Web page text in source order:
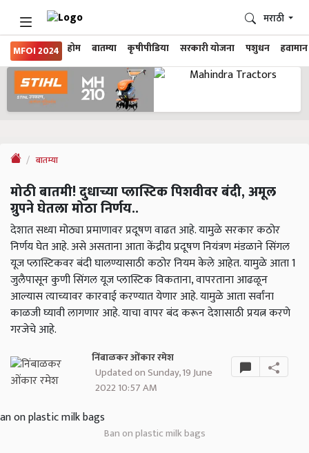
MFOI 2024 होम बातम्या कृषीपीडिया सरकारी योजना पशुधन हवामान
मराठी
बातम्या
मोठी बातमी! दुधाच्या प्लास्टिक पिशवीवर बंदी, अमूल
ग्रुपने घेतला मोठा निर्णय..
देशात सध्या मोठ्या प्रमाणावर प्रदूषण वाढत आहे. यामुळे सरकार कठोर
निर्णय घेत आहे. असे असताना आता केंद्रीय प्रदूषण नियंत्रण मंडळाने सिंगल
यूज प्लास्टिकवर बंदी घालण्यासाठी कठोर नियम केले आहेत. यामुळे आता 1
जुलैपासून कुणी सिंगल यूज प्लास्टिक विकताना, वापरताना आढळून
आल्यास त्याच्यावर कारवाई करण्यात येणार आहे. यामुळे आता सर्वांना
काळजी घ्यावी लागणार आहे. याचा वापर बंद करून देशासाठी प्रयत्न करणे
गरजेचे आहे.
निंबाळकर ओंकार रमेश
Updated on Sunday, 19 June
2022 10:57 AM
Ban on plastic milk bags